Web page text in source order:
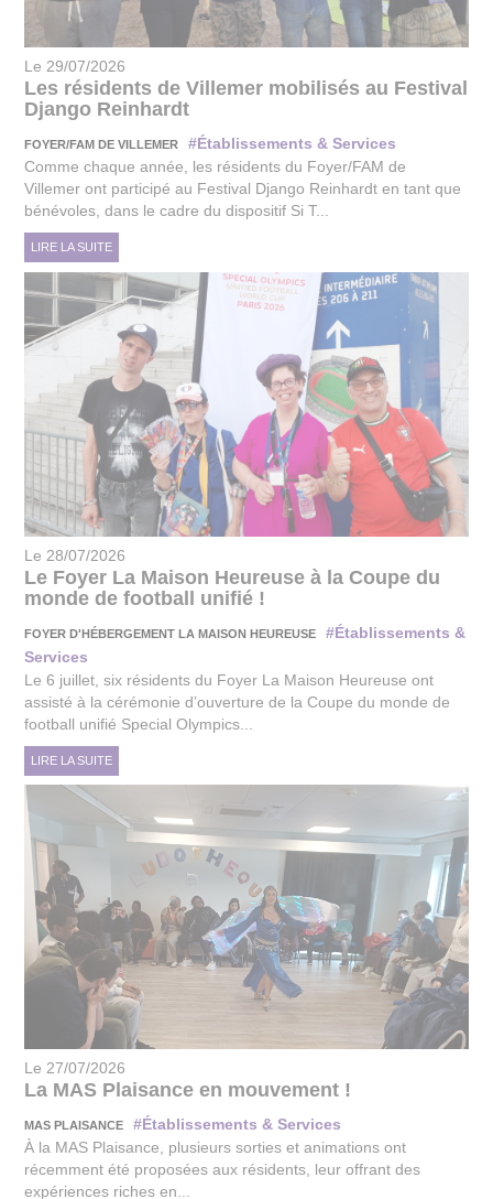
Le 29/07/2026
Les résidents de Villemer mobilisés au Festival
Django Reinhardt
FOYER/FAM DE VILLEMER
#Établissements & Services
Comme chaque année, les résidents du Foyer/FAM de
Villemer ont participé au Festival Django Reinhardt en tant que
bénévoles, dans le cadre du dispositif Si T...
LIRE LA SUITE
Le 28/07/2026
Le Foyer La Maison Heureuse à la Coupe du
monde de football unifié !
FOYER D'HÉBERGEMENT LA MAISON HEUREUSE
#Établissements &
Services
Le 6 juillet, six résidents du Foyer La Maison Heureuse ont
assisté à la cérémonie d’ouverture de la Coupe du monde de
football unifié Special Olympics...
LIRE LA SUITE
Le 27/07/2026
La MAS Plaisance en mouvement !
MAS PLAISANCE
#Établissements & Services
À la MAS Plaisance, plusieurs sorties et animations ont
récemment été proposées aux résidents, leur offrant des
expériences riches en...